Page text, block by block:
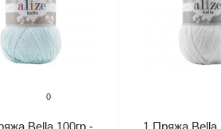
0
Bella 100гр -
1 Пряжа Bella